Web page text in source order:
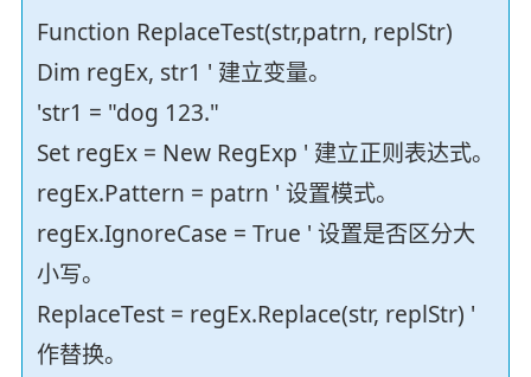
Function ReplaceTest(str,patrn, replStr)
Dim regEx, str1 ' 建立变量。
'str1 = "dog 123."
Set regEx = New RegExp ' 建立正则表达式。
regEx.Pattern = patrn ' 设置模式。
regEx.IgnoreCase = True ' 设置是否区分大
小写。
ReplaceTest = regEx.Replace(str, replStr) '
作替换。